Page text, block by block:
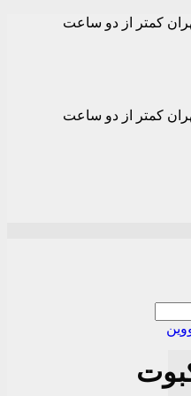
کمتر از دو ساعت
کمتر از دو ساعت